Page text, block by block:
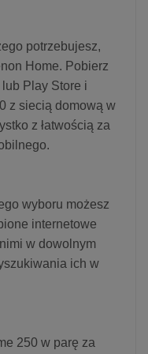
potrzebujesz,
Home. Pobierz
Play Store i
z siecią domową w
z łatwością za
wyboru możesz
internetowe
w dowolnym
ich w
250 w parę za